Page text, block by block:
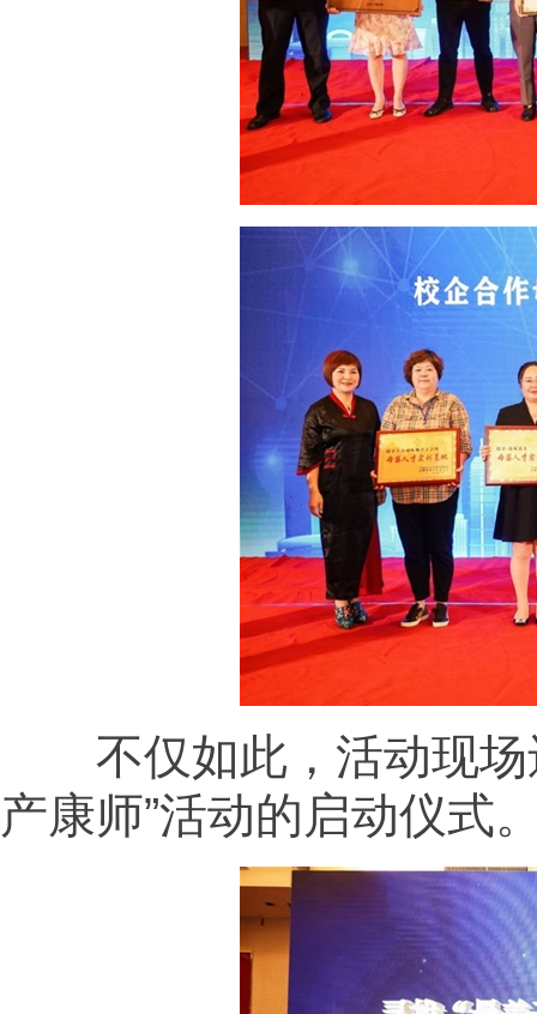
不仅如此，活动现场
产康师”活动的启动仪式